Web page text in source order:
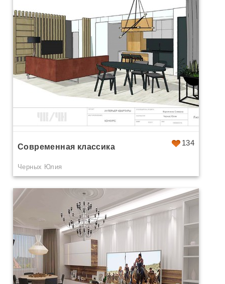
134
Современная классика
Черных Юлия